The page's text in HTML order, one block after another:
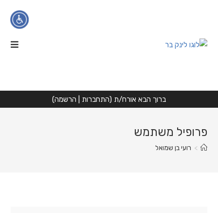
ברוך הבא אורח/ת (התחברות הרשמה)
פרופיל משתמש
> רועי בן שמואל
ניגודיות גבוהה